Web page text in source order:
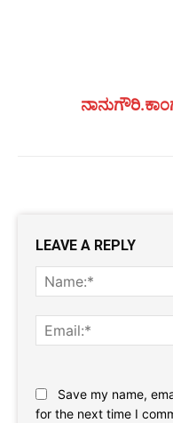
LEAVE A REPLY
Save my name,
for the next time I